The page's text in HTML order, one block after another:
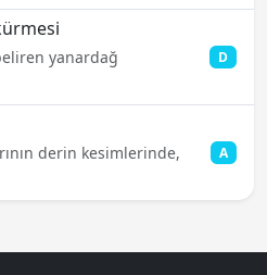
yanardağ
D
derin kesimlerinde,
A